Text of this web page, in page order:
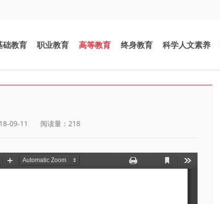
础教育 职业教育 高等教育 终身教育 科学人文素养
09-11 阅读量： 218